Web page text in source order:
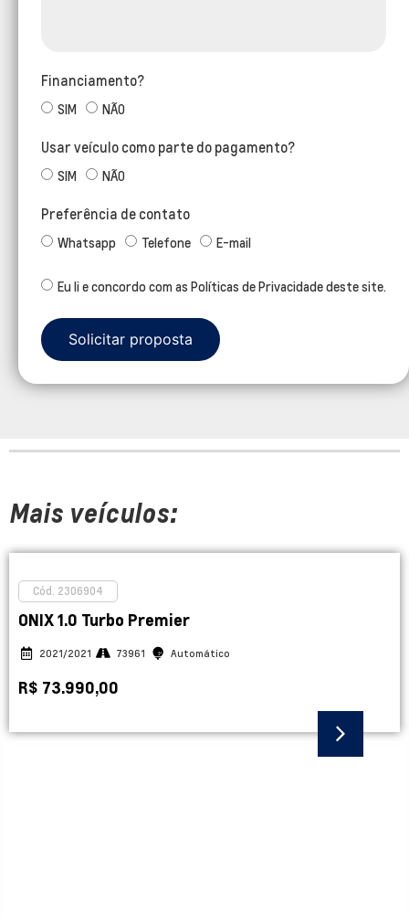
Financiamento?
SIM NÃO
Usar veículo como parte do pagamento?
SIM NÃO
Preferência de contato
Whatsapp Telefone E-mail
Eu li e concordo com as Políticas de Privacidade deste site.
Solicitar proposta
Mais veículos: